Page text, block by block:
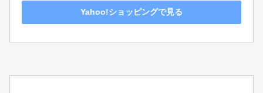
Yahoo!ショッピングで見る